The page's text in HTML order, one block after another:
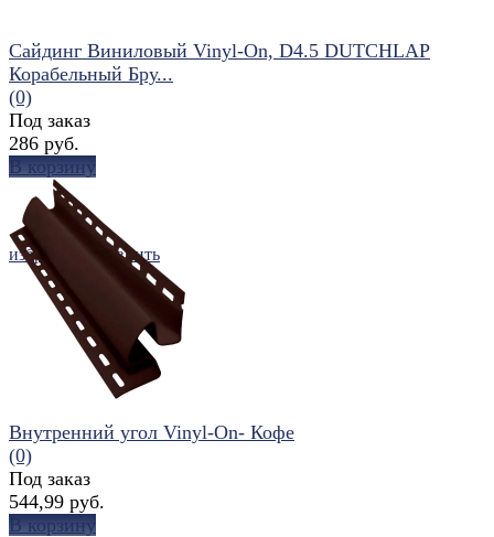
избранное сравнить
Сайдинг Виниловый Vinyl-On, D4.5 DUTCHLAP
Корабельный Бру...
(0)
Под заказ
286 руб.
В корзину
Внутренний угол Vinyl-On- Кофе
(0)
Под заказ
544,99 руб.
В корзину